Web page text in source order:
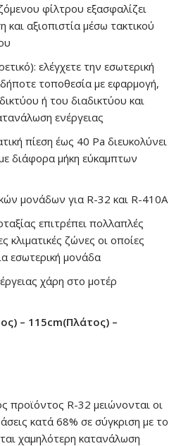
φίλτρου εξασφαλίζει
αξιοπιστία μέσω τακτικού
ελέγχετε την εσωτερική
τοποθεσία με εφαρμογή,
ή του διαδικτύου και
ενέργειας
πίεση έως 40 Pa διευκολύνει
διάφορα μήκη εύκαμπτων
μονάδων για R-32 και R-410A
επιτρέπει πολλαπλές
κλιματικές ζώνες οι οποίες
εσωτερική μονάδα
χάρη στο μοτέρ
– 115cm(Πλάτος) –
προϊόντος R-32 μειώνονται οι
κατά 68% σε σύγκριση με το
χαμηλότερη κατανάλωση